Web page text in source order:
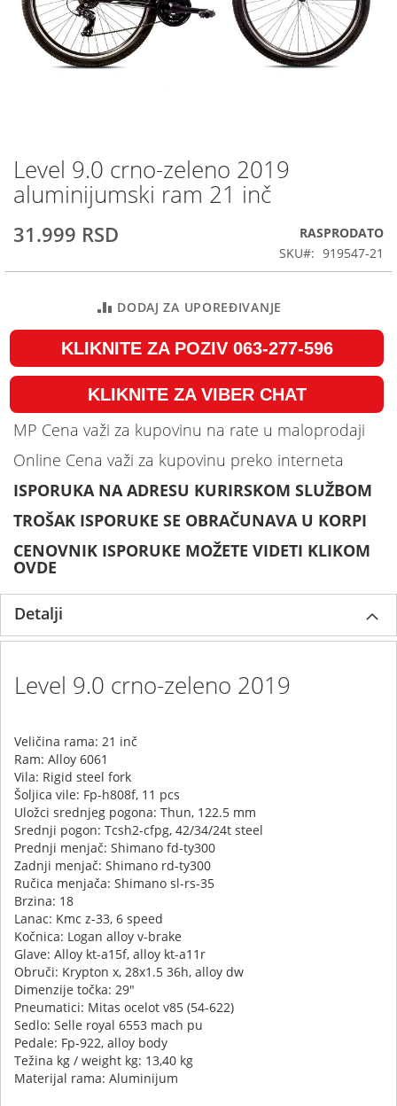
Skip
to
the
of
images
Level 9.0 crno-zeleno 2019
aluminijumski ram 21 inč
31.999 RSD
RASPRODATO
SKU
919547-21
DODAJ ZA UPOREĐIVANJE
KLIKNITE ZA POZIV 063-277-596
KLIKNITE ZA VIBER CHAT
MP Cena važi za kupovinu na rate u maloprodaji
Online Cena važi za kupovinu preko interneta
ISPORUKA NA ADRESU KURIRSKOM SLUŽBOM
TROŠAK ISPORUKE SE OBRAČUNAVA U KORPI
CENOVNIK ISPORUKE MOŽETE VIDETI KLIKOM
OVDE
Detalji
Level 9.0 crno-zeleno 2019
Veličina rama: 21 inč
Ram: Alloy 6061
Vila: Rigid steel fork
Šoljica vile: Fp-h808f, 11 pcs
Uložci srednjeg pogona: Thun, 122.5 mm
Srednji pogon: Tcsh2-cfpg, 42/34/24t steel
Prednji menjač: Shimano fd-ty300
Zadnji menjač: Shimano rd-ty300
Ručica menjača: Shimano sl-rs-35
Brzina: 18
Lanac: Kmc z-33, 6 speed
Kočnica: Logan alloy v-brake
Glave: Alloy kt-a15f, alloy kt-a11r
Obruči: Krypton x, 28x1.5 36h, alloy dw
Dimenzije točka: 29"
Pneumatici: Mitas ocelot v85 (54-622)
Sedlo: Selle royal 6553 mach pu
Pedale: Fp-922, alloy body
Težina kg / weight kg: 13,40 kg
Materijal rama: Aluminijum